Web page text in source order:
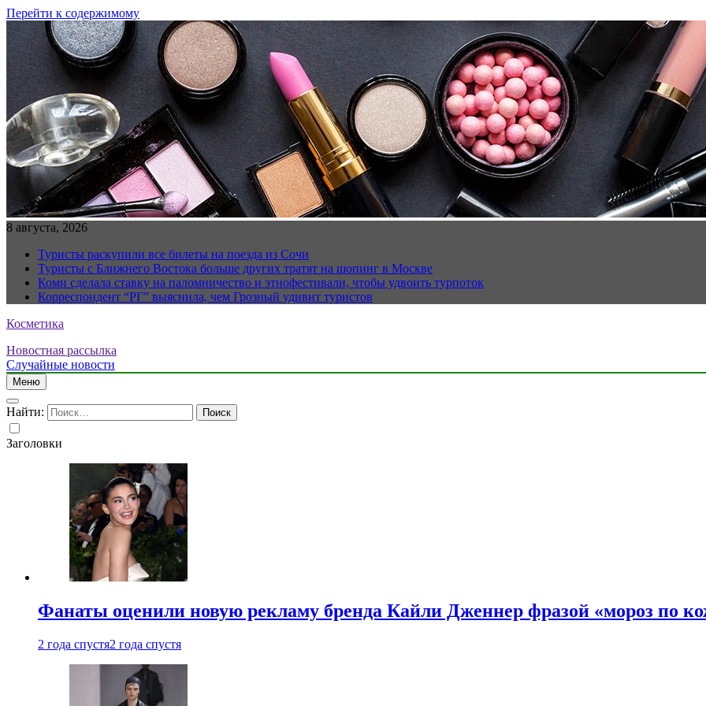
Перейти к содержимому
8 августа, 2026
Туристы раскупили все билеты на поезда из Сочи
Туристы с Ближнего Востока больше других тратят на шопинг в Москве
Коми сделала ставку на паломничество и этнофестивали, чтобы удвоить турпоток
Корреспондент “РГ” выяснила, чем Грозный удивит туристов
Косметика
Новостная рассылка
Случайные новости
Меню
Найти:
Заголовки
Фанаты оценили новую рекламу бренда Кайли Дженнер фразой «мороз по
2 года спустя2 года спустя